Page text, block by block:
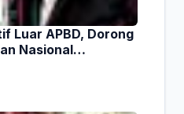
Luar APBD, Dorong
Nasional